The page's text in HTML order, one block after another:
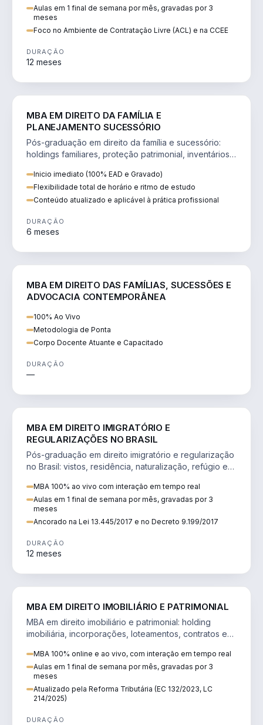
Aulas em 1 final de semana por mês, gravadas por 3
meses
Foco no Ambiente de Contratação Livre (ACL) e na CCEE
DURAÇÃO
12 meses
MBA EM DIREITO DA FAMÍLIA E
PLANEJAMENTO SUCESSÓRIO
Pós-graduação em direito da família e sucessório:
holdings familiares, proteção patrimonial, inventários
Inicio imediato (100% EAD e Gravado)
Flexibilidade total de horário e ritmo de estudo
Conteúdo atualizado e aplicável à prática profissional
DURAÇÃO
6 meses
MBA EM DIREITO DAS FAMÍLIAS, SUCESSÕES E
ADVOCACIA CONTEMPORÂNEA
100% Ao Vivo
Metodologia de Ponta
Corpo Docente Atuante e Capacitado
DURAÇÃO
—
MBA EM DIREITO IMIGRATÓRIO E
REGULARIZAÇÕES NO BRASIL
Pós-graduação em direito imigratório e regularização
no Brasil: vistos, residência, naturalização, refúgio e
MBA 100% ao vivo com interação em tempo real
Aulas em 1 final de semana por mês, gravadas por 3
meses
Ancorado na Lei 13.445/2017 e no Decreto 9.199/2017
DURAÇÃO
12 meses
MBA EM DIREITO IMOBILIÁRIO E PATRIMONIAL
MBA em direito imobiliário e patrimonial: holding
imobiliária, incorporações, loteamentos, contratos e
MBA 100% online e ao vivo, com interação em tempo real
Aulas em 1 final de semana por mês, gravadas por 3
meses
Atualizado pela Reforma Tributária (EC 132/2023, LC
214/2025)
DURAÇÃO